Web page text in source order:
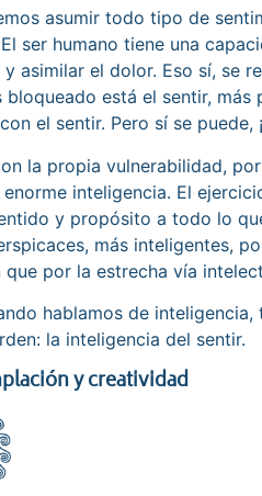
asumir todo tipo de
ser humano tiene una
asimilar el dolor. Eso sí, se
bloqueado está el sentir,
el sentir. Pero sí se puede,
la propia vulnerabilidad,
inteligencia. El
y propósito a todo lo
más inteligentes,
que por la estrecha vía
hablamos de
la inteligencia del sentir.
y creatividad